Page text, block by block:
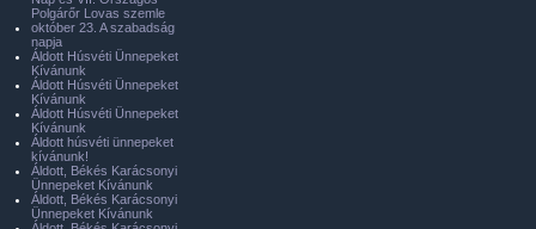
Polgárőr Lovas szemle
október 23. A szabadság
napja
Áldott Húsvéti Ünnepeket
Kívánunk
Áldott Húsvéti Ünnepeket
Kívánunk
Áldott Húsvéti Ünnepeket
Kívánunk
Áldott húsvéti ünnepeket
kívánunk!
Áldott, Békés Karácsonyi
Ünnepeket Kívánunk
Áldott, Békés Karácsonyi
Ünnepeket Kívánunk